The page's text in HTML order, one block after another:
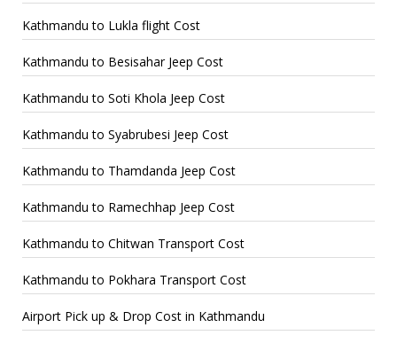
Kathmandu to Lukla flight Cost
Kathmandu to Besisahar Jeep Cost
Kathmandu to Soti Khola Jeep Cost
Kathmandu to Syabrubesi Jeep Cost
Kathmandu to Thamdanda Jeep Cost
Kathmandu to Ramechhap Jeep Cost
Kathmandu to Chitwan Transport Cost
Kathmandu to Pokhara Transport Cost
Airport Pick up & Drop Cost in Kathmandu